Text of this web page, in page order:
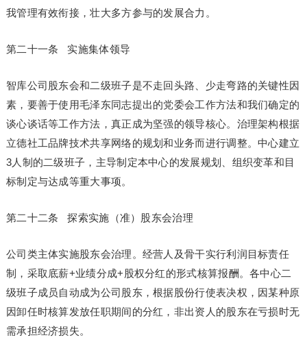
我管理有效衔接，壮大多方参与的发展合力。
第二十一条 实施集体领导
智库公司股东会和二级班子是不走回头路、少走弯路的关键性因
素，要善于使用毛泽东同志提出的党委会工作方法和我们确定的
谈心谈话等工作方法，真正成为坚强的领导核心。治理架构根据
立德社工品牌技术共享网络的规划和业务而进行调整。中心建立
3人制的二级班子，主导制定本中心的发展规划、组织变革和目
标制定与达成等重大事项。
第二十二条 探索实施（准）股东会治理
公司类主体实施股东会治理。经营人及骨干实行利润目标责任
制，采取底薪+业绩分成+股权分红的形式核算报酬。各中心二
级班子成员自动成为公司股东，根据股份行使表决权，因某种原
因卸任时核算发放任职期间的分红，非出资人的股东在亏损时无
需承担经济损失。